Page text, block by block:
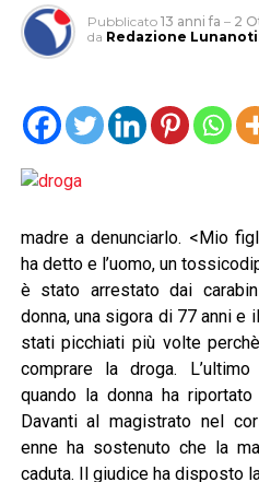
Pubblicato 13 anni fa – 2
da Redazione
madre a denunciarlo. <Mio
ha detto e l’uomo, un
è stato arrestato dai
donna, una sigora di 77 anni e
stati picchiati più volte
comprare la droga.
quando la donna ha
Davanti al magistrato nel
enne ha sostenuto che la
caduta. Il giudice ha disposto